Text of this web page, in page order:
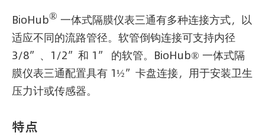
BioHub® 一体式隔膜仪表三通有多种连接方式，以
适应不同的流路管径。软管倒钩连接可支持内径
3/8”、1/2”和 1” 的软管。BioHub® 一体式隔
膜仪表三通配置具有 1½”卡盘连接，用于安装卫生
压力计或传感器。
特点